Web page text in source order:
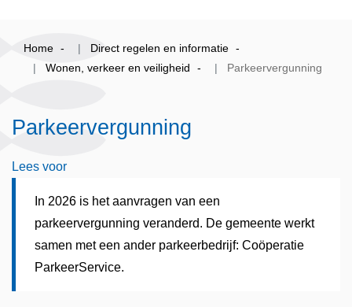
Home
Direct regelen en informatie
Wonen, verkeer en veiligheid
Parkeervergunning
Parkeervergunning
Lees voor
In 2026 is het aanvragen van een
parkeervergunning veranderd. De gemeente werkt
samen met een ander parkeerbedrijf: Coöperatie
ParkeerService.